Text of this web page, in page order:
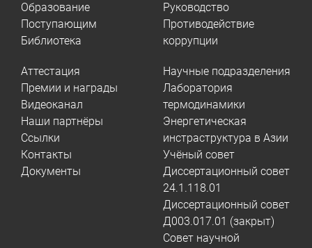
Образование
Поступающим
Библиотека
Руководство
Противодействие
коррупции
Аттестация
Премии и награды
Видеоканал
Наши партнёры
Ссылки
Контакты
Документы
Научные подразделения
Лаборатория
термодинамики
Энергетическая
инстраструктура в Азии
Учёный совет
Диссертационный совет
24.1.118.01
Диссертационный совет
Д003.017.01 (закрыт)
Совет научной